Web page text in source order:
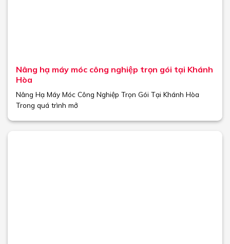
Nâng hạ máy móc công nghiệp trọn gói tại Khánh
Hòa
Nâng Hạ Máy Móc Công Nghiệp Trọn Gói Tại Khánh Hòa
Trong quá trình mở